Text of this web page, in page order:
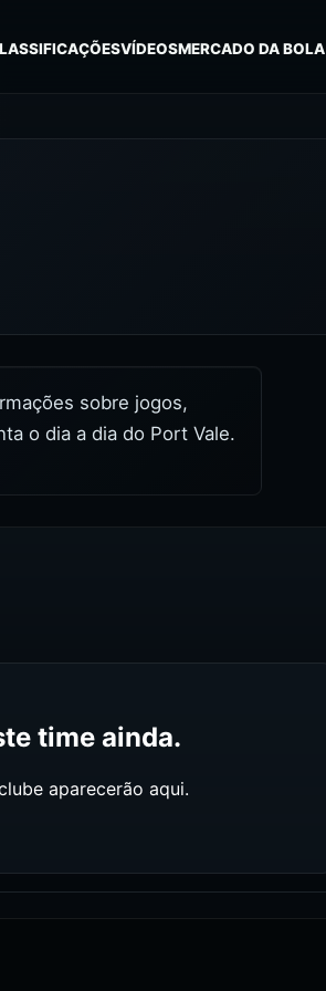
VÍDEOSMERCADO DA BOLA
sobre jogos,
o dia a dia do Port Vale.
time ainda.
aparecerão aqui.